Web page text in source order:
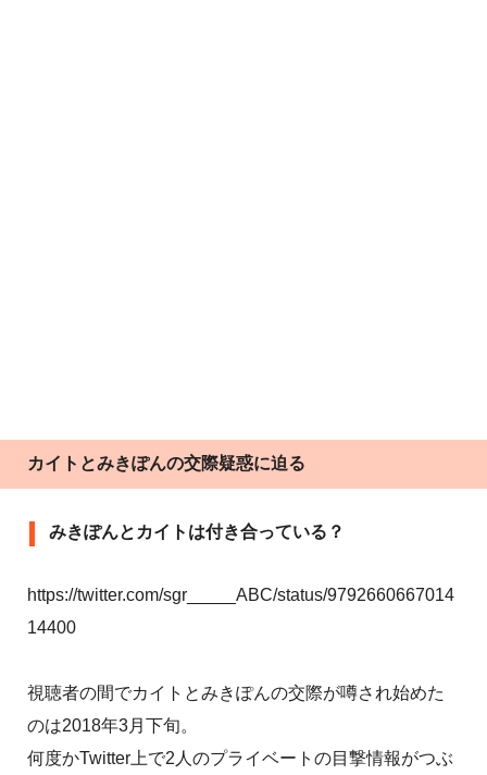
カイトとみきぽんの交際疑惑に迫る
みきぽんとカイトは付き合っている？
https://twitter.com/sgr_____ABC/status/9792660667014
14400
視聴者の間でカイトとみきぽんの交際が噂され始めた
のは2018年3月下旬。
何度かTwitter上で2人のプライベートの目撃情報がつぶ